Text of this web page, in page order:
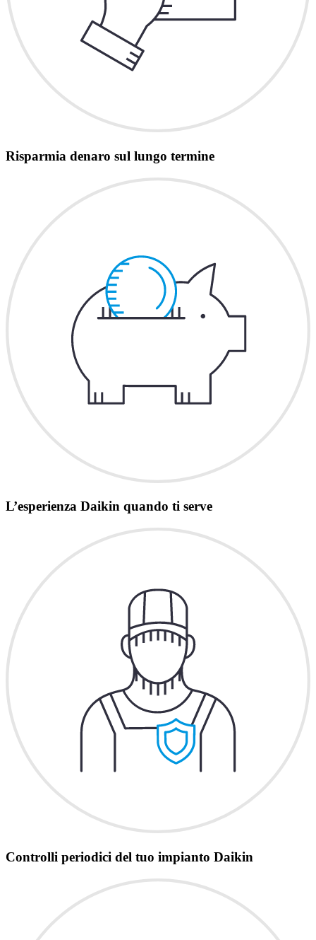
Risparmia denaro sul lungo termine
L’esperienza Daikin quando ti serve
Controlli periodici del tuo impianto Daikin